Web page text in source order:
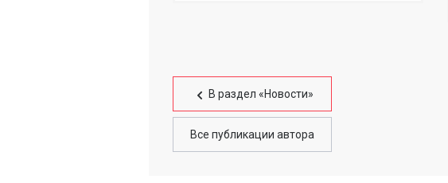
В раздел «Новости»
Все публикации автора